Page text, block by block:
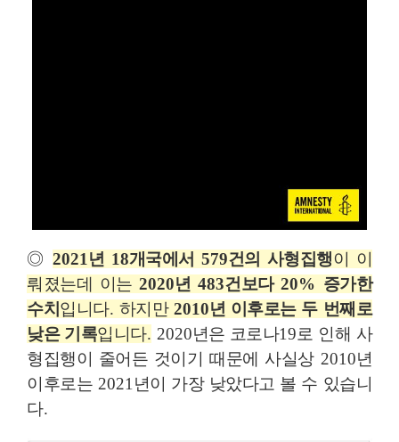
◎2021 년 18개국에서 579건의 사형집행이 이
뤄졌는데 이는2020년483건보다20% 증가한
수치 입니다. 하지만 2010년 이후로는 두 번째로
낮은 기록입니다. 2020년은 코로나19로 인해 사
형집행이 줄어든 것이기 때문에 사실상 2010년
이후로는 2021 년이 가장 낮았다고 볼 수 있습니
다.